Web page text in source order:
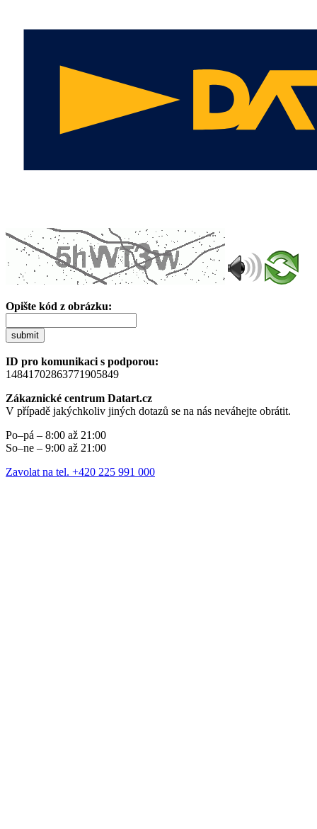
Opište kód z obrázku:
submit
ID pro komunikaci s podporou:
14841702863771905849
Zákaznické centrum Datart.cz
V případě jakýchkoliv jiných dotazů se na nás neváhejte obrátit.
Po–pá – 8:00 až 21:00
So–ne – 9:00 až 21:00
Zavolat na tel. +420 225 991 000